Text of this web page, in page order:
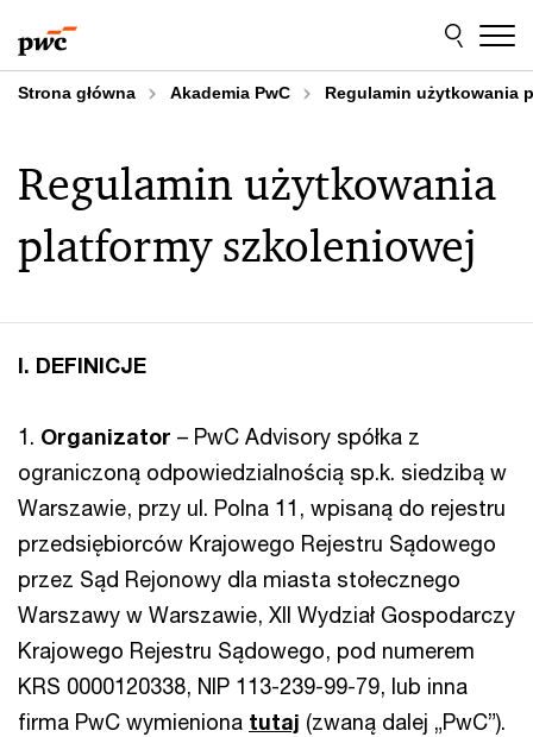
do
treści
do
stopki
Strona główna Akademia PwC Regulamin użytkowania
Regulamin użytkowania
platformy szkoleniowej
I. DEFINICJE
1. Organizator – PwC Advisory spółka z
ograniczoną odpowiedzialnością sp.k. siedzibą w
Warszawie, przy ul. Polna 11, wpisaną do rejestru
przedsiębiorców Krajowego Rejestru Sądowego
przez Sąd Rejonowy dla miasta stołecznego
Warszawy w Warszawie, XII Wydział Gospodarczy
Krajowego Rejestru Sądowego, pod numerem
KRS 0000120338, NIP 113-239-99-79, lub inna
firma PwC wymieniona tutaj (zwaną dalej „PwC”).